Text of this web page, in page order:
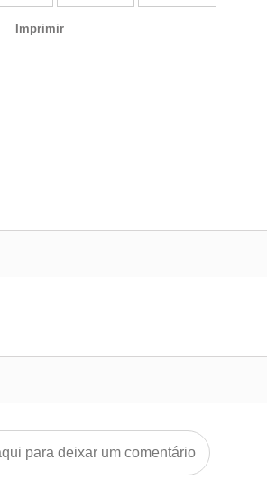
Imprimir
para deixar um comentário